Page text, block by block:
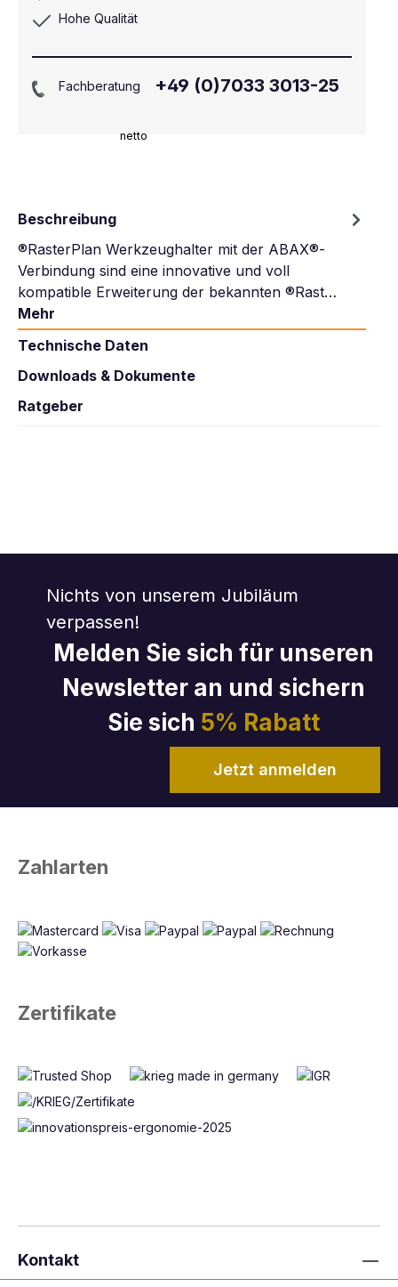
netto
Hohe Qualität
Fachberatung +49 (0)7033 3013-25
Beschreibung
®RasterPlan Werkzeughalter mit der ABAX®-
Verbindung sind eine innovative und voll
kompatible Erweiterung der bekannten ®Rast…
Mehr
Technische Daten
Downloads & Dokumente
Ratgeber
Nichts von unserem Jubiläum
verpassen!
Melden Sie sich für unseren
Newsletter an und sichern
Sie sich 5% Rabatt
Jetzt anmelden
Zahlarten
Zertifikate
Kontakt